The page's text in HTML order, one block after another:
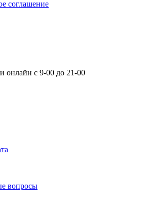
соглашение
онлайн с 9-00 до 21-00
вопросы